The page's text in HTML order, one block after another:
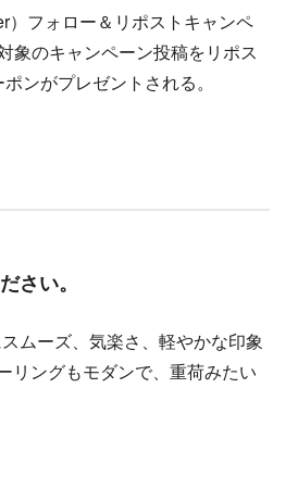
フォロー＆リポストキャンペ
象のキャンペーン投稿をリポス
ンがプレゼントされる。
さい。
ムーズ、気楽さ、軽やかな印象
リングもモダンで、重荷みたい